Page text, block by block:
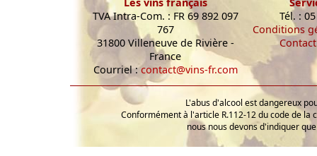
TVA Intra-Com. : FR 69 892 097
767
31800 Villeneuve de Rivière -
France
Courriel :contact@vins-fr.com
Tél. :
Conditions
Contact
L'abus d'alcool est dangereux
Conformément à l'article R.112-12 du code de la
nous nous devons d'indiquer